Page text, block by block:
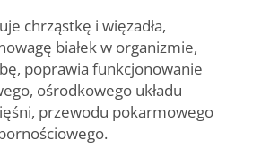
chrząstkę i więzadła,
białek w organizmie,
poprawia funkcjonowanie
ośrodkowego układu
przewodu pokarmowego